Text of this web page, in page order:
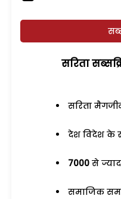
सरिता
सरिता
देश विदेश के
7000 से
समाजिक